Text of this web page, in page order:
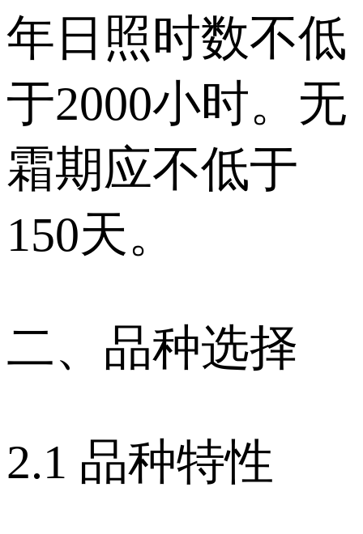
年日照时数不低
于2000小时。无
霜期应不低于
150天。
二、品种选择
2.1 品种特性